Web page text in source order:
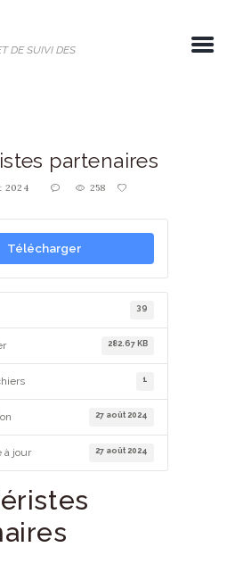
DE SUIVI DES
partenaires
2024 258
Télécharger
39
282.67 KB
1
27 août 2024
à jour 27 août 2024